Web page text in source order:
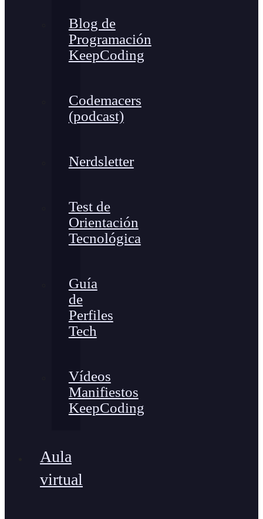
Blog de
Programación
KeepCoding
Codemacers
(podcast)
Nerdsletter
Test de
Orientación
Tecnológica
Guía
de
Perfiles
Tech
Vídeos
Manifiestos
KeepCoding
Aula
virtual